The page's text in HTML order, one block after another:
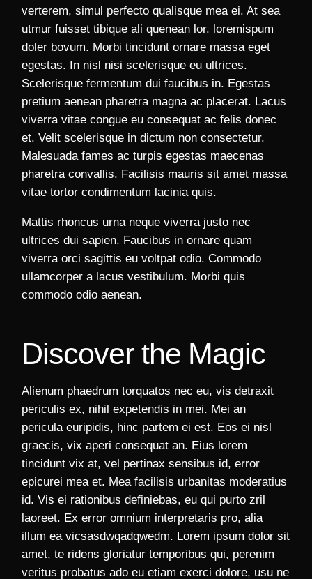
verterem, simul perfecto qualisque mea ei. At sea
utmur fuisset tibique ali quenean lor. loremispum
doler bovum. Morbi tincidunt ornare massa eget
egestas. In nisl nisi scelerisque eu ultrices.
Scelerisque fermentum dui faucibus in. Egestas
pretium aenean pharetra magna ac placerat. Lacus
viverra vitae congue eu consequat ac felis donec
et. Velit scelerisque in dictum non consectetur.
Malesuada fames ac turpis egestas maecenas
pharetra convallis. Facilisis mauris sit amet massa
vitae tortor condimentum lacinia quis.
Mattis rhoncus urna neque viverra justo nec
ultrices dui sapien. Faucibus in ornare quam
viverra orci sagittis eu voltpat odio. Commodo
ullamcorper a lacus vestibulum. Morbi quis
commodo odio aenean.
Discover the Magic
Alienum phaedrum torquatos nec eu, vis detraxit
periculis ex, nihil expetendis in mei. Mei an
pericula euripidis, hinc partem ei est. Eos ei nisl
graecis, vix aperi consequat an. Eius lorem
tincidunt vix at, vel pertinax sensibus id, error
epicurei mea et. Mea facilisis urbanitas moderatius
id. Vis ei rationibus definiebas, eu qui purto zril
laoreet. Ex error omnium interpretaris pro, alia
illum ea vicsasdwqadqwedm. Lorem ipsum dolor sit
amet, te ridens gloriatur temporibus qui, perenim
veritus probatus ado eu etiam exerci dolore, usu ne